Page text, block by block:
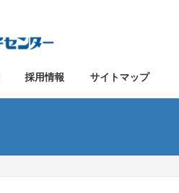
採用情報 サイトマップ